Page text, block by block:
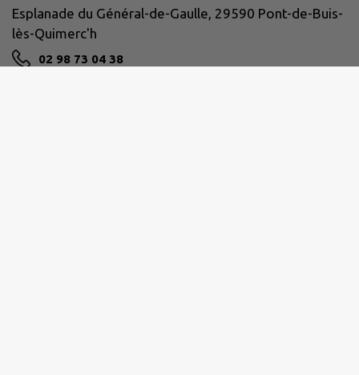
Esplanade du Général-de-Gaulle, 29590 Pont-de-Buis-
lès-Quimerc'h
02 98 73 04 38